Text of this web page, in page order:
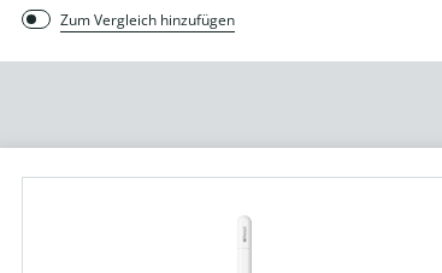
Zum Vergleich hinzufügen